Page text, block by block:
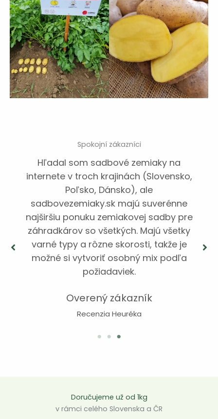
Spokojní zákazníci
„Sadbovezemiaky.sk mi ušetrilo veľa
času. Môžem si vybrať odrodu podľa
pôdnych podmienok a okamžite získať
informácie o odporúčanej ochrane.
Výnosy sa zvýšili a pestovanie je oveľa
plynulejšie.“
Ján H.
Žilina
Doručujeme už od 1kg
v rámci celého Slovenska a ČR